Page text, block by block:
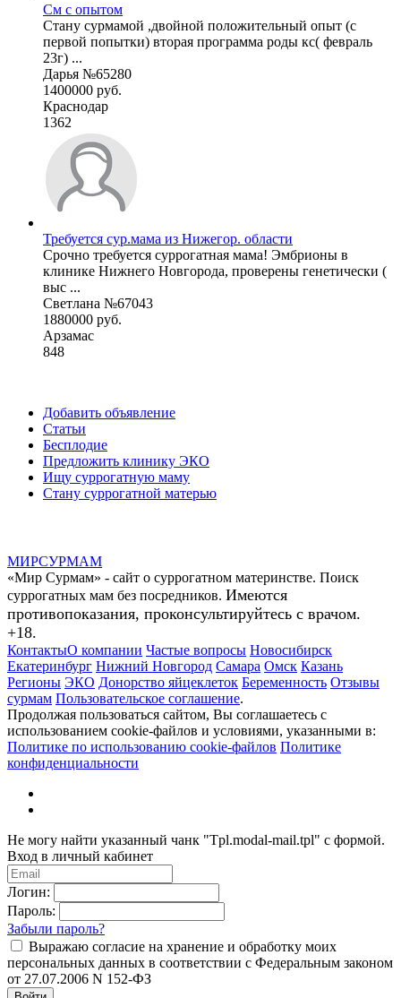
См с опытом
Стану сурмамой ,двойной положительный опыт (с
первой попытки) вторая программа роды кс( февраль
23г) ...
Дарья №65280
1400000 руб.
Краснодар
1362
Требуется сур.мама из Нижегор. области
Срочно требуется суррогатная мама! Эмбрионы в
клинике Нижнего Новгорода, проверены генетически (
выс ...
Светлана №67043
1880000 руб.
Арзамас
848
Добавить объявление
Статьи
Бесплодие
Предложить клинику ЭКО
Ищу суррогатную маму
Стану суррогатной матерью
МИРСУРМАМ
«Мир Сурмам» - сайт о суррогатном материнстве. Поиск
суррогатных мам без посредников. Имеются
противопоказания, проконсультируйтесь с врачом.
+18.
КонтактыО компании Частые вопросы Новосибирск
Екатеринбург Нижний Новгород Самара Омск Казань
Регионы ЭКО Донорство яйцеклеток Беременность Отзывы
сурмам Пользовательское соглашение.
Продолжая пользоваться сайтом, Вы соглашаетесь с
использованием cookie-файлов и условиями, указанными в:
Политике по использованию cookie-файлов Политике
конфиденциальности
Не могу найти указанный чанк "Tpl.modal-mail.tpl" с формой.
Вход в личный кабинет
Логин:
Пароль:
Забыли пароль?
Выражаю согласие на хранение и обработку моих
персональных данных в соответствии с Федеральным законом
от 27.07.2006 N 152-ФЗ